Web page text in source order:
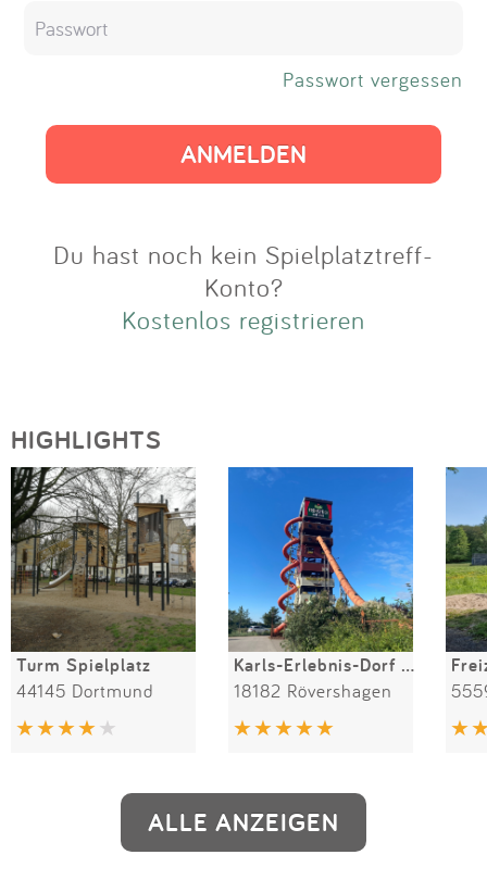
Impressum
Anmelden
Passwort vergessen
Du hast noch kein Spielplatztreff-
Konto?
Kostenlos registrieren
HIGHLIGHTS
Turm Spielplatz
44145 Dortmund
Karls-Erlebnis-Dorf Rövershagen
18182 Rövershagen
ALLE ANZEIGEN